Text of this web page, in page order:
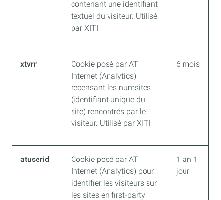
contenant une identifiant
textuel du visiteur. Utilisé
par XITI
xtvrn
Cookie posé par AT
Internet (Analytics)
recensant les numsites
(identifiant unique du
site) rencontrés par le
visiteur. Utilisé par XITI
6 mois
atuserid
Cookie posé par AT
Internet (Analytics) pour
identifier les visiteurs sur
les sites en first-party
1 an 1
jour